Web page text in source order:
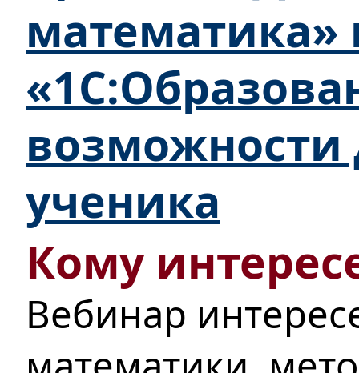
математика»
возможности
ученика
Кому
Вебинар